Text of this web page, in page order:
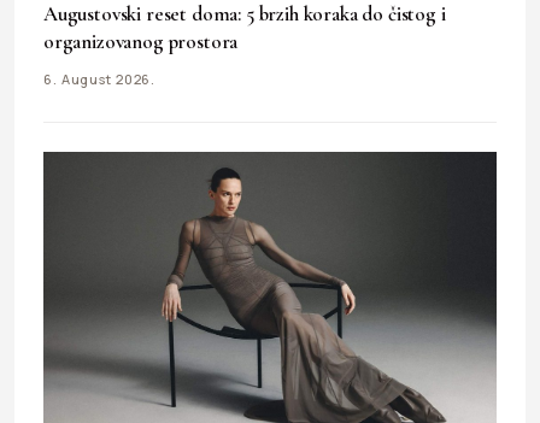
Augustovski reset doma: 5 brzih koraka do čistog i
organizovanog prostora
6. August 2026.